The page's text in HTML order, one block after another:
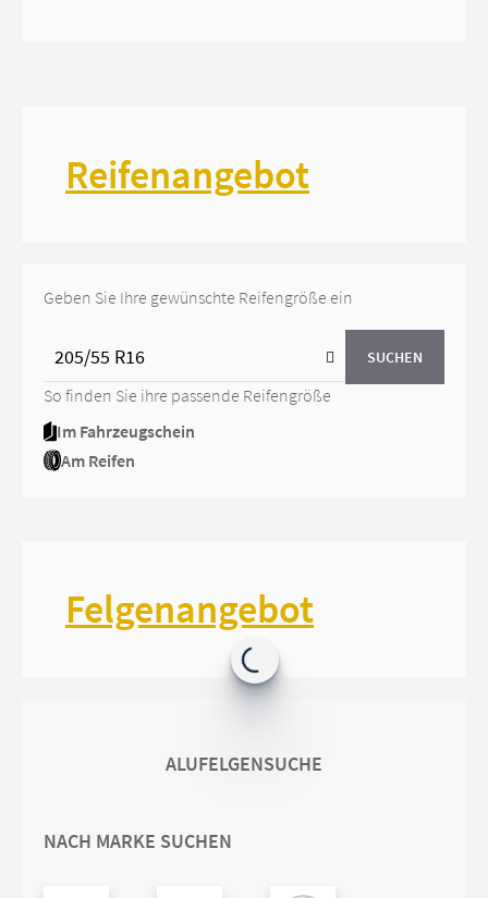
Reifenangebot
Geben Sie Ihre gewünschte Reifengröße ein
SUCHEN
So finden Sie ihre passende Reifengröße
Im Fahrzeugschein
Am Reifen
Felgenangebot
ALUFELGENSUCHE
NACH MARKE SUCHEN